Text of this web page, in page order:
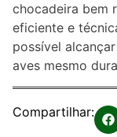
chocadeira bem
eficiente e
possível
aves mesmo
Compartilhar: